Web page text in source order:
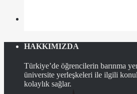
HAKKIMIZDA
Türkiye’de öğrencilerin barınma
üniversite yerleşkeleri ile ilgili
kolaylık sağlar.